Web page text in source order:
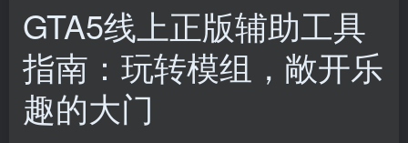
GTA5线上正版辅助工具
指南：玩转模组，敞开乐
趣的大门